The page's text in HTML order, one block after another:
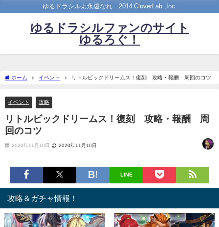
ゆるドラシルよ永遠なれ©2014 CloverLab.,Inc.
ゆるドラシルファンのサイト
ゆるろぐ！
ホーム イベント リトルビックドリームス！復刻 攻略・報酬 周回のコツ
イベント 攻略
リトルビックドリームス！復刻 攻略・報酬 周
回のコツ
2020年11月10日 2020年11月10日
LINE
攻略＆ガチャ情報！